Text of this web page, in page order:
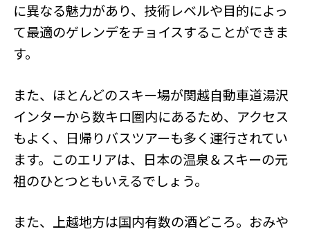
に異なる魅力があり、技術レベルや目的によっ
て最適のゲレンデをチョイスすることができま
す。
また、ほとんどのスキー場が関越自動車道湯沢
インターから数キロ圏内にあるため、アクセス
もよく、日帰りバスツアーも多く運行されてい
ます。このエリアは、日本の温泉＆スキーの元
祖のひとつともいえるでしょう。
また、上越地方は国内有数の酒どころ。おみや